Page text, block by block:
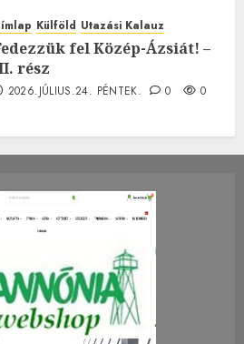
Külföld Utazási Kalauz
fel Közép-Ázsiát! –
rész
2026.JÚLIUS.24. PÉNTEK. 0 0